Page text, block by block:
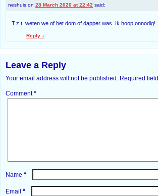
neshuis on 28 March 2020 at 22:42 said:
T.z.t. weten we of het dom of dapper was. Ik hoop onnodig!
Reply ↓
Leave a Reply
Your email address will not be published. Required
Comment*
Name *
Email *